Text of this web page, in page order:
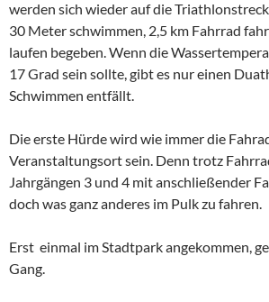
werden sich wieder auf die
30 Meter schwimmen, 2,5 km Fahrrad
laufen begeben. Wenn die
17 Grad sein sollte, gibt es nur einen
Schwimmen entfällt.
Die erste Hürde wird wie immer die
Veranstaltungsort sein. Denn trotz
Jahrgängen 3 und 4 mit anschließender
doch was ganz anderes im Pulk zu fahren.
Erst einmal im Stadtpark angekommen,
Gang.